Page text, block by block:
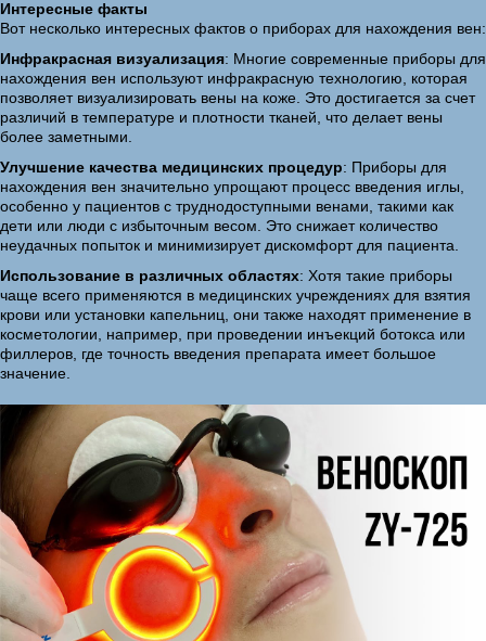
Интересные факты
Вот несколько интересных фактов о приборах для нахождения вен:
Инфракрасная визуализация: Многие современные приборы для
нахождения вен используют инфракрасную технологию, которая
позволяет визуализировать вены на коже. Это достигается за счет
различий в температуре и плотности тканей, что делает вены
более заметными.
Улучшение качества медицинских процедур: Приборы для
нахождения вен значительно упрощают процесс введения иглы,
особенно у пациентов с труднодоступными венами, такими как
дети или люди с избыточным весом. Это снижает количество
неудачных попыток и минимизирует дискомфорт для пациента.
Использование в различных областях: Хотя такие приборы
чаще всего применяются в медицинских учреждениях для взятия
крови или установки капельниц, они также находят применение в
косметологии, например, при проведении инъекций ботокса или
филлеров, где точность введения препарата имеет большое
значение.